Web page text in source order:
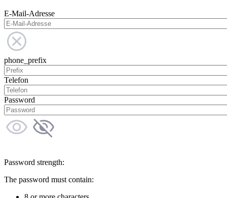
E-Mail-Adresse
phone_prefix
Telefon
Password
Password strength:
The password must contain: